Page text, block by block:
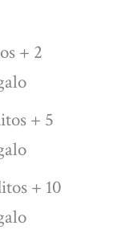
+ 2
+ 5
+ 10